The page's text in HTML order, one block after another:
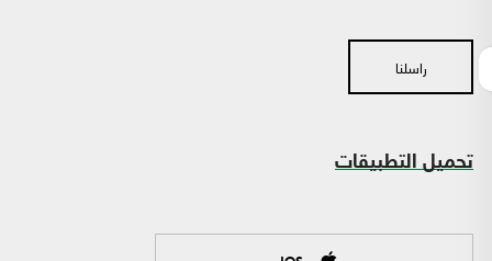
راسلنا
تحميل التطبيقات